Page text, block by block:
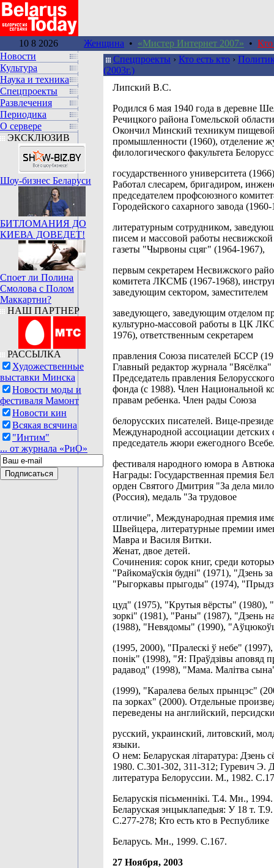
10 8 2026 Женщина • «Мистер Интернет 2007» • Кто
Новости
Культура
Наука и техника
Спецпроекты
Развлечения
Периодика
О сервере
ЭКСКЛЮЗИВ
Шоу-бизнес Беларуси
БИТЛОМАНИЯ ДО
КИЕВА ДОВЕДЕТ!
Споет ли Полина
Смолова с Полом
Маккартни?
НАШ ПАРТНЕР
РАССЫЛКА
Художественные
выставки Минска
Новости моды и
фестиваля Мамонт
Новости кин
Всякая всячина
"Интим"
... от журнала «РиО»
Спецпроекты › Кто есть кто ›
(2003г.)
Липский В.С.
Родился 6 мая 1940 года в деревне
Речицкого района Гомельской
Окончил Минский техникум
промышленности (1960), отделение
филологического факультета
государственного университета
Работал слесарем, бригадиром,
председателем профсоюзного
Городейского сахарного завода
литературным сотрудником,
писем и массовой работы
газеты "Чырвоны сцяг" (1964-1967),
первым секретарем Несвижского
комитета ЛКСМБ (1967-1968),
заведующим сектором, заместителем
заведующего, заведующим отделом
культурно-массовой работы в ЦК
1976), ответственным секретарем
правления Союза писателей БССР
Главный редактор журнала "Вясёлка"
Председатель правления
фонда (с 1988). Член Национальной
правам ребенка. Член рады Союза
белорусских писателей. Вице-
Международной ассоциации детских
председатель жюри ежегодного
фестиваля народного юмора в
Награды: Государственная премия
орден Святого Дмитрия "За дела
(Россия), медаль "За трудовое
отличие", Международная премия
Швейцера, литературные премии
Мавра и Василя Витки.
Женат, двое детей.
Сочинения: сорок книг, среди
"Райкомаўскія будні" (1971), "Дзень
"Рыгоркавы прыгоды" (1974),
цуд" (1975), "Крутыя вёрсты" (1980),
зоркі" (1981), "Раны" (1987), "Дзень
(1988), "Невядомы" (1990),
(1995, 2000), "Пралескі ў небе"
понік" (1998), "Я: Праўдзівы аповяд
радавод" (1998), "Мама. Малітва
(1999), "Каралева белых прынцэс"
па зорках" (2000). Отдельные
переведены на английский,
русский, украинский, литовский,
языки.
О нем: Беларуская літаратура: Дзень
1980. С.301-302, 311-312; Гуревич Э.
литература Белоруссии. М., 1982.
Беларускія пісьменнікі. Т.4. Мн.,
Беларуская энцыклапедыя: У 18 т.
С.277-278; Кто есть кто в Республике
Беларусь. Мн., 1999. С.167.
27 Ноября, 2003